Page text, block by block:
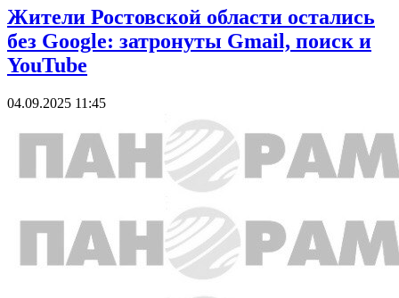
Жители Ростовской области остались
без Google: затронуты Gmail, поиск и
YouTube
04.09.2025 11:45